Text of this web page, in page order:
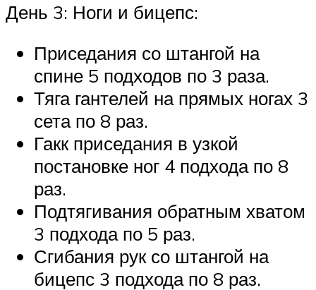
День 3: Ноги и бицепс:
Приседания со штангой на
спине 5 подходов по 3 раза.
Тяга гантелей на прямых ногах 3
сета по 8 раз.
Гакк приседания в узкой
постановке ног 4 подхода по 8
раз.
Подтягивания обратным хватом
3 подхода по 5 раз.
Сгибания рук со штангой на
бицепс 3 подхода по 8 раз.